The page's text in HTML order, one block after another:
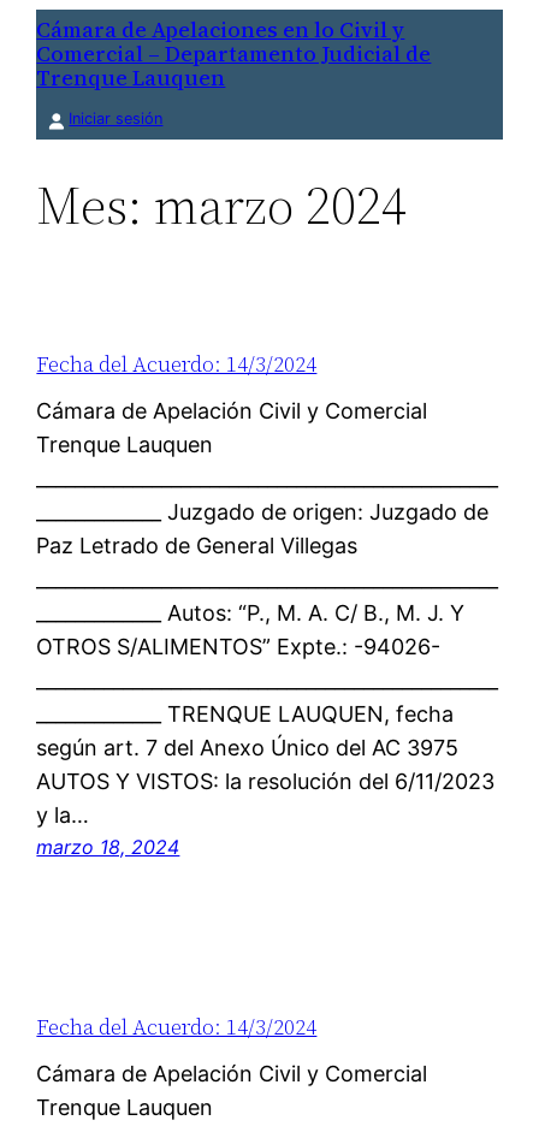
Saltar
contenido
Cámara de Apelaciones en lo Civil y
Comercial – Departamento Judicial de
Trenque Lauquen
Iniciar sesión
Mes: marzo 2024
Fecha del Acuerdo: 14/3/2024
Cámara de Apelación Civil y Comercial
Trenque Lauquen
_____________ Juzgado de origen: Juzgado de
Paz Letrado de General Villegas
_____________ Autos: “P., M. A. C/ B., M. J. Y
OTROS S/ALIMENTOS” Expte.: -94026-
_____________ TRENQUE LAUQUEN, fecha
según art. 7 del Anexo Único del AC 3975
AUTOS Y VISTOS: la resolución del 6/11/2023
y la…
marzo 18, 2024
Fecha del Acuerdo: 14/3/2024
Cámara de Apelación Civil y Comercial
Trenque Lauquen